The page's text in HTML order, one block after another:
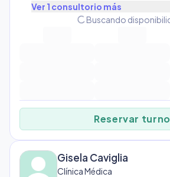
Ver 1 consultorio más
progress_activity Buscando
Reservar turno
Gisela Caviglia
Clínica Médica